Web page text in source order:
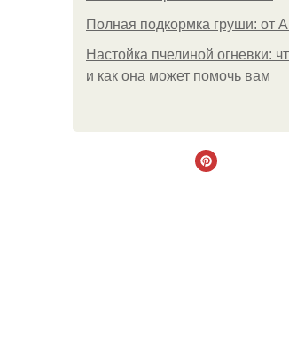
Полная подкормка груши: от
Настойка пчелиной огневки:
и как она может помочь вам